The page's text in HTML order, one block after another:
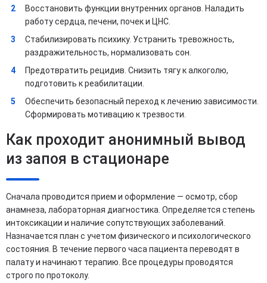
Восстановить функции внутренних органов. Наладить
работу сердца, печени, почек и ЦНС.
Стабилизировать психику. Устранить тревожность,
раздражительность, нормализовать сон.
Предотвратить рецидив. Снизить тягу к алкоголю,
подготовить к реабилитации.
Обеспечить безопасный переход к лечению зависимости.
Сформировать мотивацию к трезвости.
Как проходит анонимный вывод
из запоя в стационаре
Сначала проводится прием и оформление — осмотр, сбор
анамнеза, лабораторная диагностика. Определяется степень
интоксикации и наличие сопутствующих заболеваний.
Назначается план с учетом физического и психологического
состояния. В течение первого часа пациента переводят в
палату и начинают терапию. Все процедуры проводятся
строго по протоколу.